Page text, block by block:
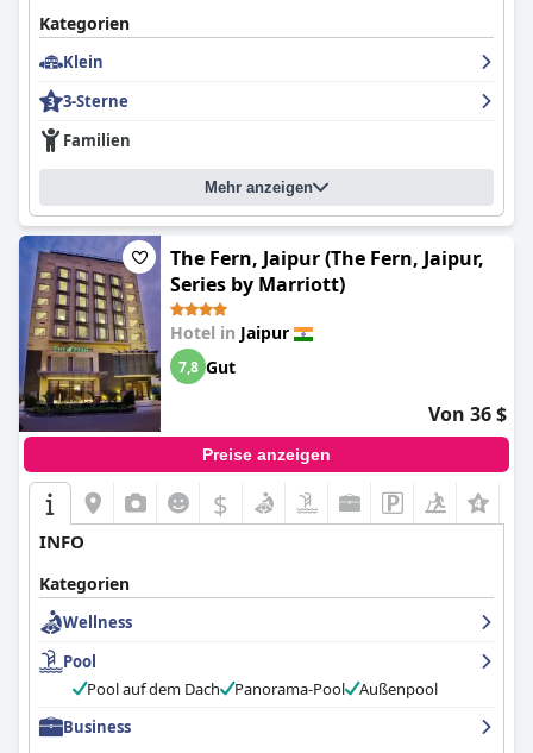
Kategorien
Klein
3-Sterne
Familien
Mehr anzeigen
The Fern, Jaipur (The Fern, Jaipur,
Series by Marriott)
Hotel in Jaipur
7,8 Gut
Von 36 $
Preise anzeigen
$
INFO
Kategorien
Wellness
Pool
Pool auf dem Dach
Panorama-Pool
Außenpool
Business